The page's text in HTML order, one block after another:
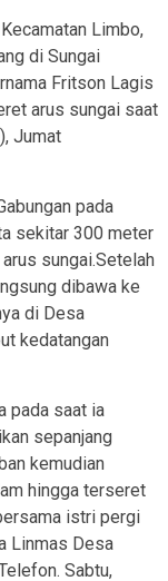
Limbo,
di Sungai
Fritson Lagis
arus sungai saat
Jumat
pada
sekitar 300 meter
sungai.Setelah
dibawa ke
di Desa
kedatangan
pada saat ia
sepanjang
kemudian
hingga terseret
istri pergi
Linmas Desa
Sabtu,